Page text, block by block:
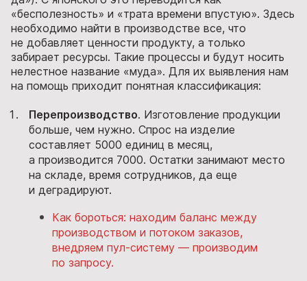
«бесполезность» и «трата времени впустую». Здесь
необходимо найти в производстве все, что
не добавляет ценности продукту, а только
забирает ресурсы. Такие процессы и будут носить
нелестное название «муда». Для их выявления нам
на помощь приходит понятная классификация:
Перепроизводство. Изготовление продукции
больше, чем нужно. Спрос на изделие
составляет 5000 единиц в месяц,
а производится 7000. Остатки занимают место
на складе, время сотрудников, да еще
и деградируют.
Как бороться: находим баланс между
производством и потоком заказов,
внедряем пул-систему — производим
по запросу.